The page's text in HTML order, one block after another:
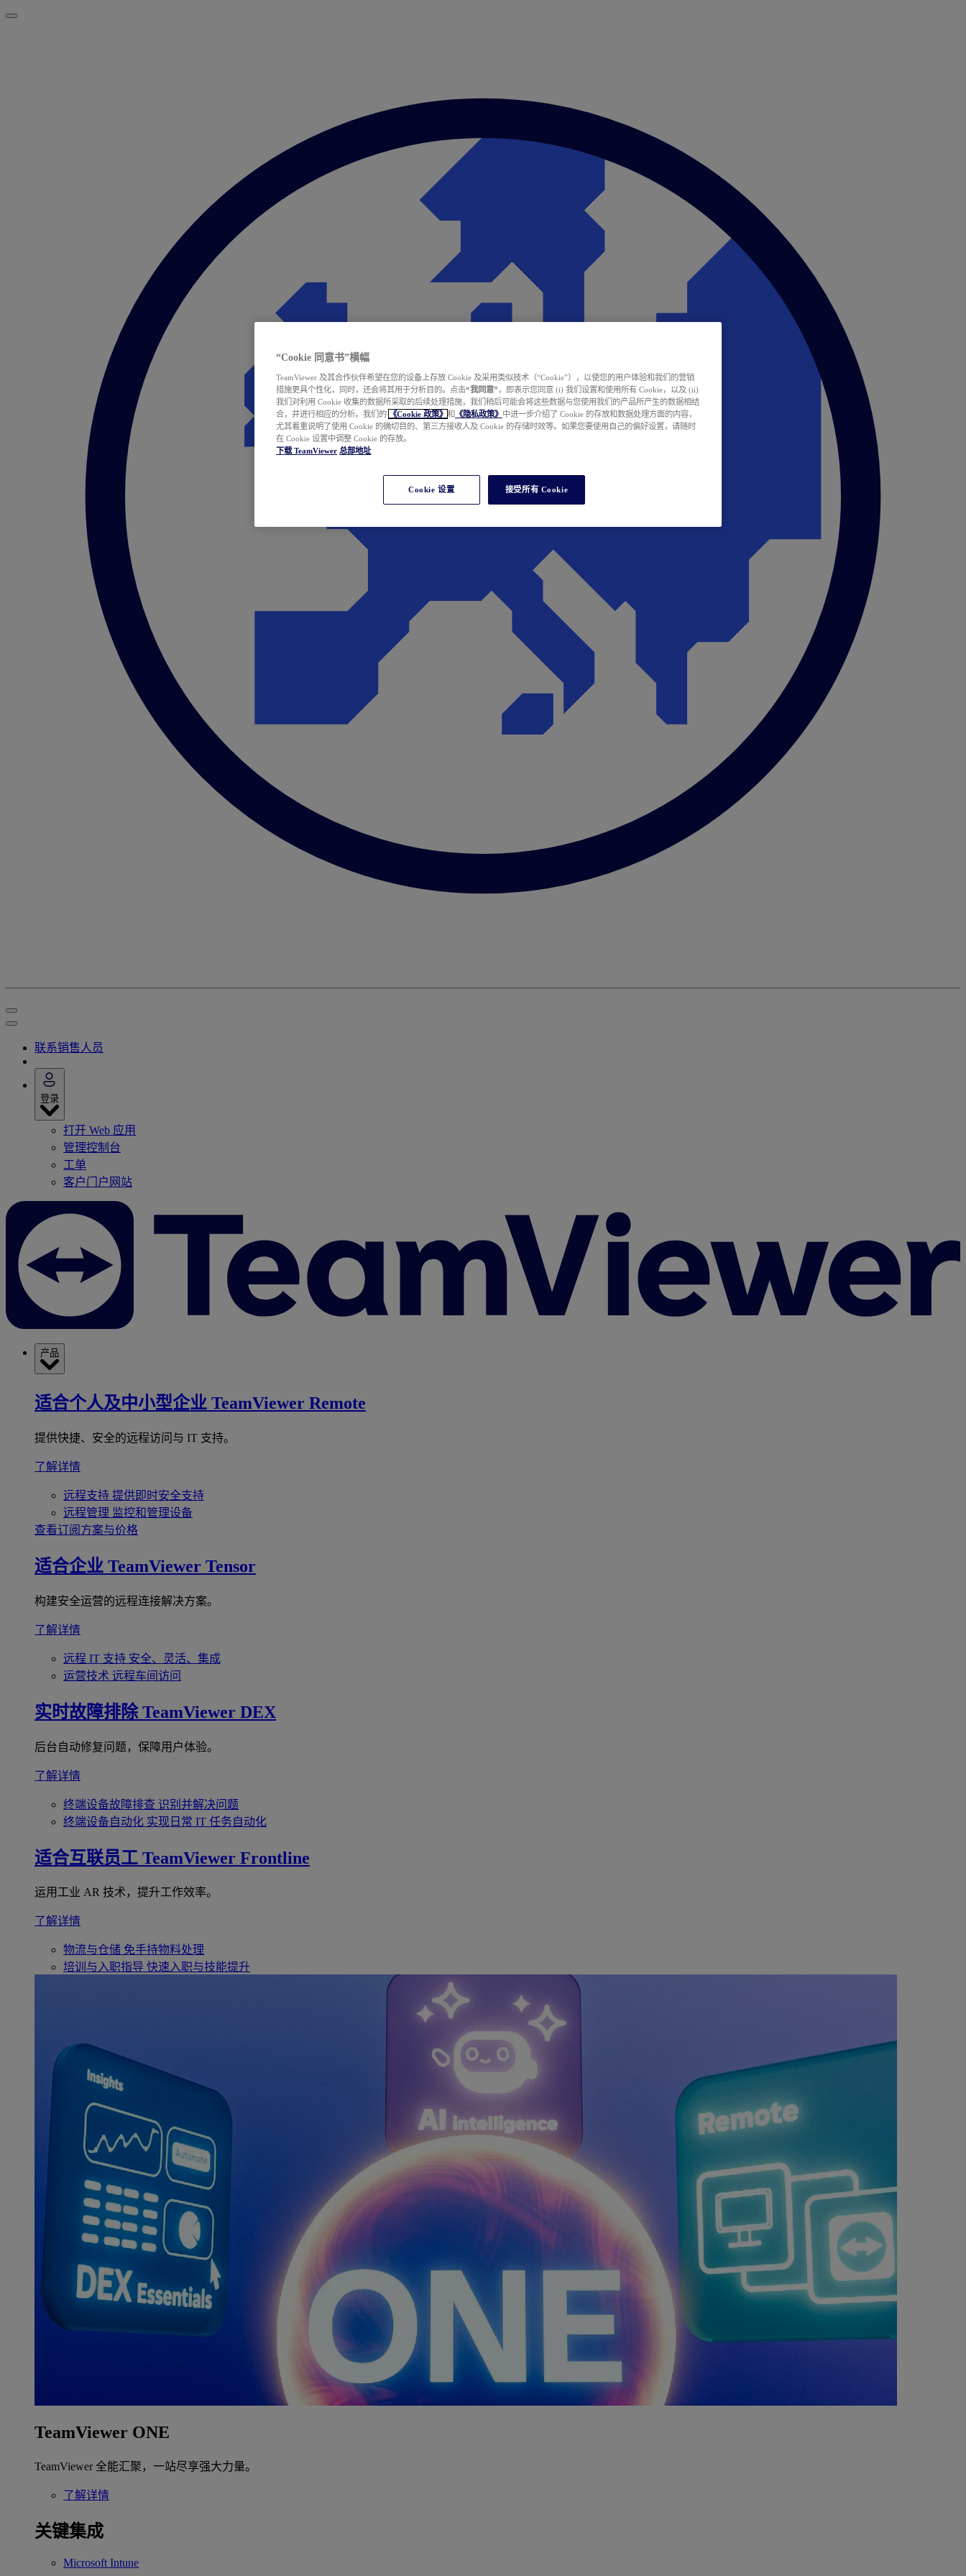
联系销售人员
登录
打开 Web 应用
管理控制台
工单
客户门户网站
产品
适合个人及中小型企业 TeamViewer Remote
提供快捷、安全的远程访问与 IT 支持。
了解详情
远程支持 提供即时安全支持
远程管理 监控和管理设备
查看订阅方案与价格
适合企业 TeamViewer Tensor
构建安全运营的远程连接解决方案。
了解详情
远程 IT 支持 安全、灵活、集成
运营技术 远程车间访问
实时故障排除 TeamViewer DEX
后台自动修复问题，保障用户体验。
了解详情
终端设备故障排查 识别并解决问题
终端设备自动化 实现日常 IT 任务自动化
适合互联员工 TeamViewer Frontline
运用工业 AR 技术，提升工作效率。
了解详情
物流与仓储 免手持物料处理
培训与入职指导 快速入职与技能提升
TeamViewer ONE
TeamViewer 全能汇聚，一站尽享强大力量。
了解详情
关键集成
Microsoft Intune
“Cookie 同意书”横幅
TeamViewer 及其合作伙伴希望在您的设备上存放 Cookie 及采用类似技术（“Cookie”），以使您的用户体验和我们的营销
措施更具个性化，同时，还会将其用于分析目的。点击“我同意” ，即表示您同意 (i) 我们设置和使用所有 Cookie，以及 (ii)
我们对利用 Cookie 收集的数据所采取的后续处理措施，我们稍后可能会将这些数据与您使用我们的产品所产生的数据相结
合，并进行相应的分析。我们的
《Cookie 政策》 和 《隐私政策》 中进一步介绍了 Cookie 的存放和数据处理方面的内容，
尤其着重说明了使用 Cookie 的确切目的、第三方接收人及 Cookie 的存储时效等。如果您要使用自己的偏好设置，请随时
在 Cookie 设置中调整 Cookie 的存放。
下载 TeamViewer 总部地址
Cookie 设置 接受所有 Cookie